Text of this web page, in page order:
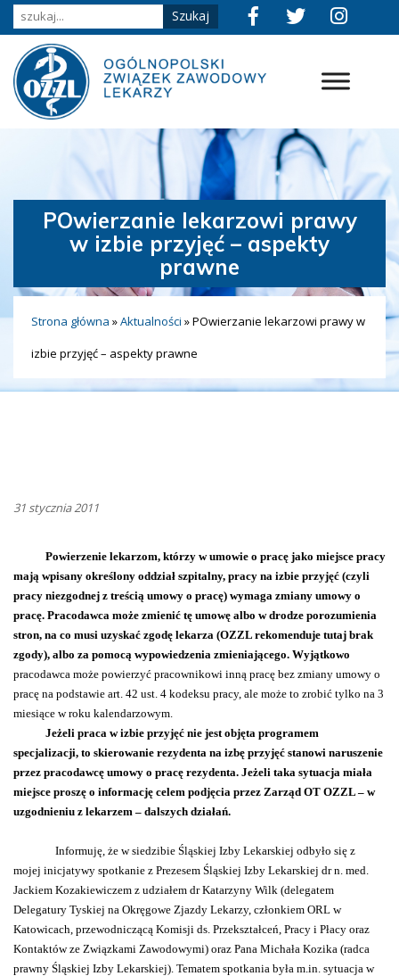
POwierzanie lekarzowi prawy
w izbie przyjęć – aspekty
prawne
Strona główna »Aktualności »POwierzanie lekarzowi prawy w
izbie przyjęć – aspekty prawne
31 stycznia 2011
Powierzenie lekarzom, którzy w umowie o pracę jako miejsce pracy
mają wpisany określony oddział szpitalny, pracy na izbie przyjęć (czyli
pracy niezgodnej z treścią umowy o pracę) wymaga zmiany umowy o
pracę. Pracodawca może zmienić tę umowę albo w drodze porozumienia
stron, na co musi uzyskać zgodę lekarza (OZZL rekomenduje tutaj brak
zgody), albo za pomocą wypowiedzenia zmieniającego. Wyjątkowo
pracodawca może powierzyć pracownikowi inną pracę bez zmiany umowy o
pracę na podstawie art. 42 ust. 4 kodeksu pracy, ale może to zrobić tylko na 3
miesiące w roku kalendarzowym.
Jeżeli praca w izbie przyjęć nie jest objęta programem
specjalizacji, to skierowanie rezydenta na izbę przyjęć stanowi naruszenie
przez pracodawcę umowy o pracę rezydenta. Jeżeli taka sytuacja miała
miejsce proszę o informację celem podjęcia przez Zarząd OT OZZL – w
uzgodnieniu z lekarzem – dalszych działań.
Informuję, że w siedzibie Śląskiej Izby Lekarskiej odbyło się z
mojej inicjatywy spotkanie z Prezesem Śląskiej Izby Lekarskiej dr n. med.
Jackiem Kozakiewiczem z udziałem dr Katarzyny Wilk (delegatem
Delegatury Tyskiej na Okręgowe Zjazdy Lekarzy, członkiem ORL w
Katowicach, przewodniczącą Komisji ds. Przekształceń, Pracy i Płacy oraz
Kontaktów ze Związkami Zawodowymi) oraz Pana Michała Kozika (radca
prawny Śląskiej Izby Lekarskiej). Tematem spotkania była m.in. sytuacja w